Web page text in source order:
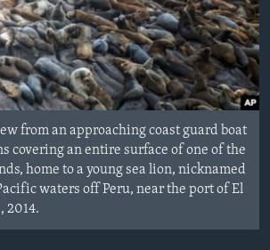
from an approaching coast guard boat
covering an entire surface of one of the
home to a young sea lion, nicknamed
waters off Peru, near the port of El
2014.